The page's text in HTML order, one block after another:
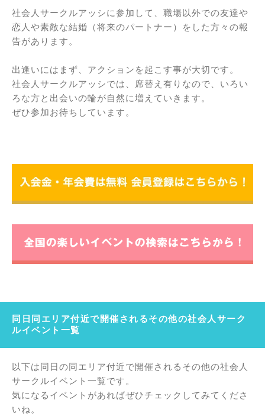
社会人サークルアッシに参加して、職場以外での友達や
恋人や素敵な結婚（将来のパートナー）をした方々の報
告があります。
出逢いにはまず、アクションを起こす事が大切です。
社会人サークルアッシでは、席替え有りなので、いろい
ろな方と出会いの輪が自然に増えていきます。
ぜひ参加お待ちしています。
同日同エリア付近で開催されるその他の社会人サーク
ルイベント一覧
以下は同日の同エリア付近で開催されるその他の社会人
サークルイベント一覧です。
気になるイベントがあればぜひチェックしてみてくださ
いね。